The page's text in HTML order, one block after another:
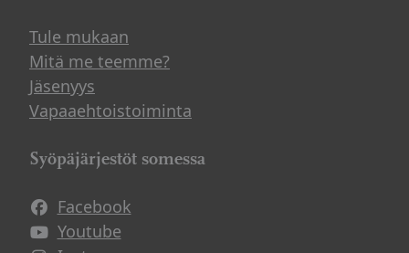
Tule mukaan
Mitä me teemme?
Jäsenyys
Vapaaehtoistoiminta
Syöpäjärjestöt somessa
Facebook
Avautuu uuteen ikkunaan
Youtube
Avautuu uuteen ikkunaan